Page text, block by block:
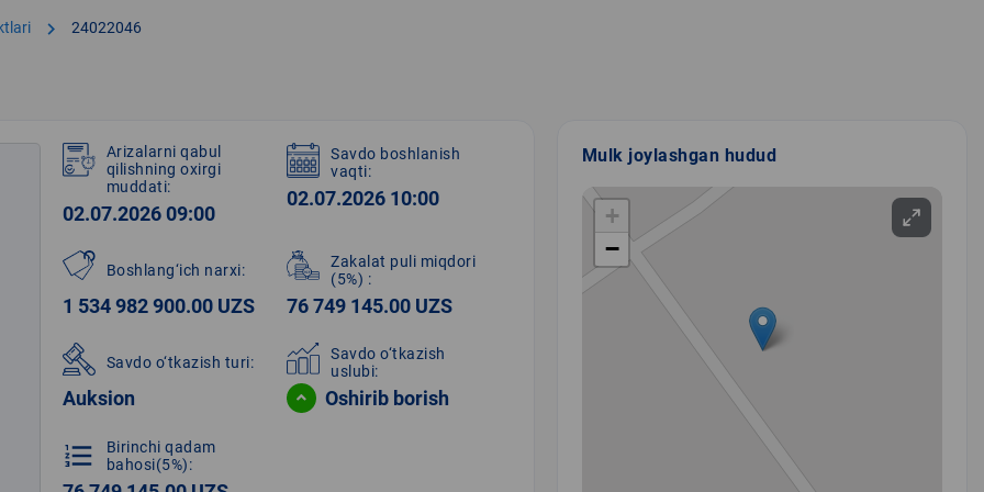
chevron_right 24022046
Arizalarni qabul
qilishning oxirgi
muddati:
02.07.2026 09:00
Savdo boshlanish
vaqti:
02.07.2026 10:00
Boshlang‘ich narxi:
1 534 982 900.00 UZS
Zakalat puli miqdori
(5%) :
76 749 145.00 UZS
Savdo o‘tkazish turi:
Auksion
Savdo o‘tkazish
uslubi:
Oshirib borish
format_list_numbered
Birinchi qadam
bahosi(5%):
Mulk joylashgan hudud
+
−